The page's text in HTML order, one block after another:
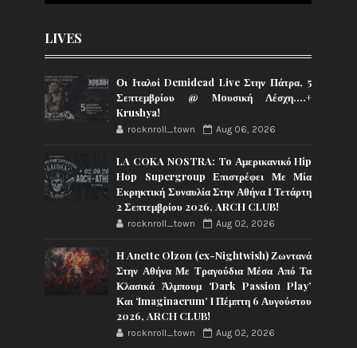
LIVES
Οι Ιταλοί Demidead Live Στην Πάτρα, 5
Σεπτεμβρίου @ Moυσική Λέσχη….+
Krushya!
rocknroll_town Aug 06, 2026
LA COKA NOSTRA: To Αμερικανικό Hip
Hop Supergroup Επιστρέφει Με Μία
Εκρηκτική Συναυλία Στην Αθήνα Ι Τετάρτη
2 Σεπτεμβρίου 2026, ARCH CLUB!
rocknroll_town Aug 02, 2026
Η Anette Olzon (ex-Nightwish) Ζωντανά
Στην Αθήνα Με Τραγούδια Μέσα Από Τα
Κλασικά Άλμπουμ ‘Dark Passion Play’
Και ‘Imaginaerum’ I Πέμπτη 6 Αυγούστου
2026, ARCH CLUB!
rocknroll_town Aug 02, 2026